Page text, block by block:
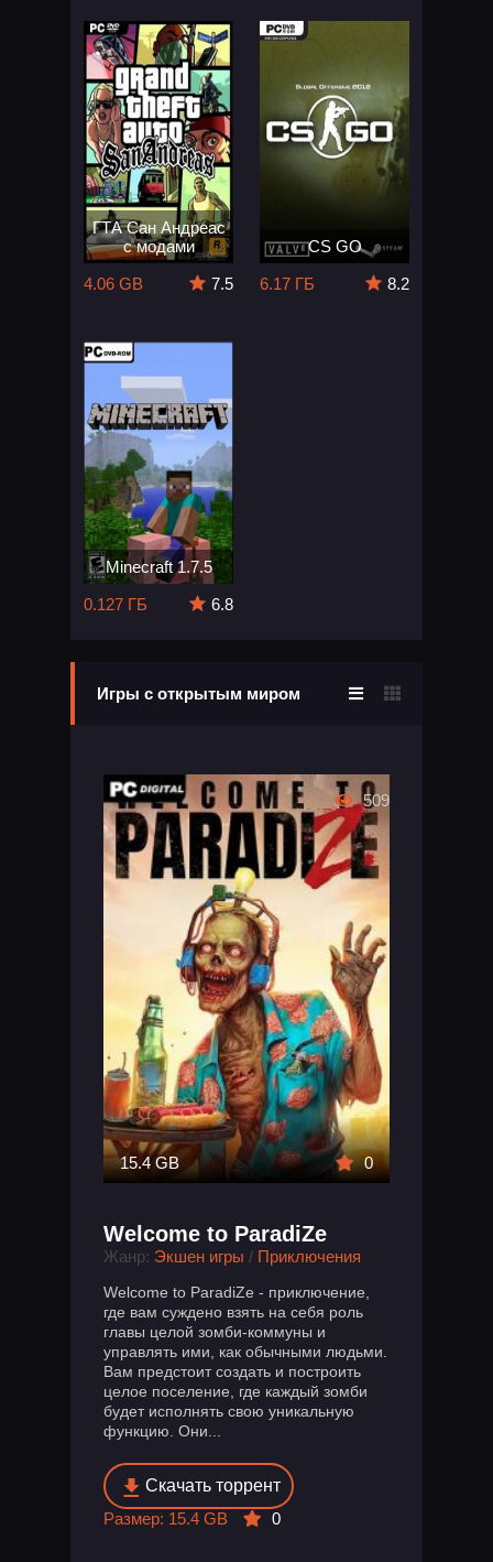
ГТА Сан Андреас
с модами
4.06 GB
7.5
CS GO
6.17 ГБ
8.2
Minecraft 1.7.5
0.127 ГБ
6.8
Игры с открытым миром
15.4 GB 0
Welcome to ParadiZe
Жанр: Экшен игры / Приключения
Welcome to ParadiZe - приключение,
где вам суждено взять на себя роль
главы целой зомби-коммуны и
управлять ими, как обычными людьми.
Вам предстоит создать и построить
целое поселение, где каждый зомби
будет исполнять свою уникальную
функцию. Они...
Скачать торрент
Размер: 15.4 GB
0
509